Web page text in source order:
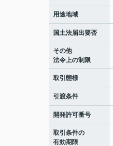
用途地域
国土法届出要否
その他
法令上の制限
取引態様
引渡条件
開発許可番号
取引条件の
有効期限